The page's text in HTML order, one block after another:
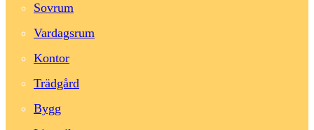
Sovrum
Vardagsrum
Kontor
Trädgård
Bygg